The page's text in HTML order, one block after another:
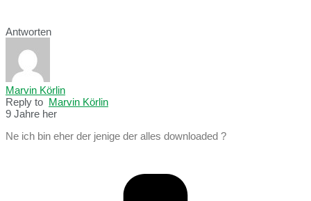
Antworten
Marvin Körlin
Reply to Marvin Körlin
9 Jahre her
Ne ich bin eher der jenige der alles downloaded ?